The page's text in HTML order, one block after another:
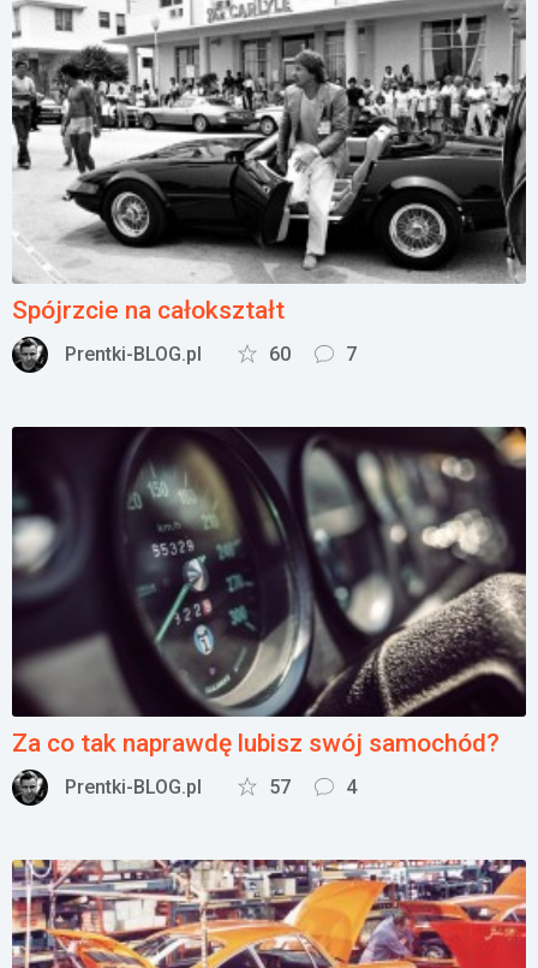
Spójrzcie na całokształt
Prentki-BLOG.pl 60 7
Za co tak naprawdę lubisz swój samochód?
Prentki-BLOG.pl 57 4